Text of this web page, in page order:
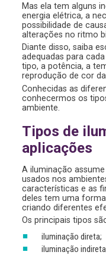
Mas ela tem alguns
energia elétrica, a
possibilidade de
alterações no ritmo
Diante disso, saiba
adequadas para
tipo, a potência, a
reprodução de cor
Conhecidas as
conhecermos os
ambiente.
Tipos de
aplicações
A iluminação
usados nos
características e as
deles tem uma
criando diferentes
Os principais tipos
iluminação direta;
iluminação